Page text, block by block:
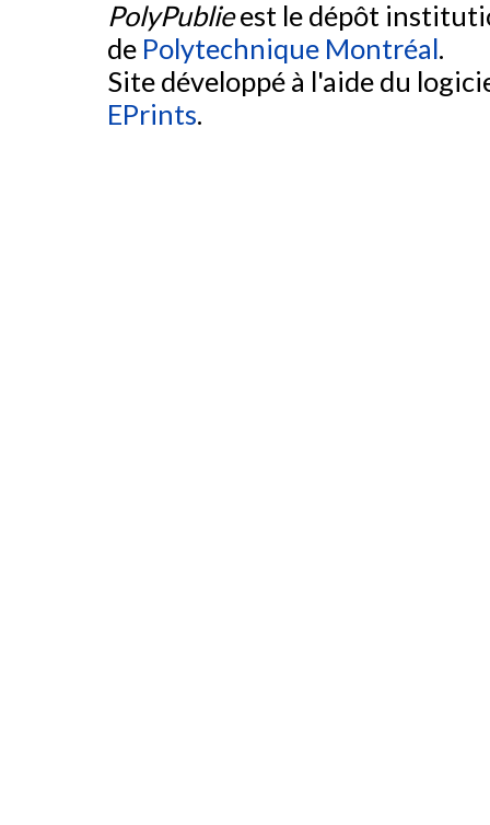
PolyPublieest le dépôt
de Polytechnique Montréal.
Site développé à l'aide du
EPrints.